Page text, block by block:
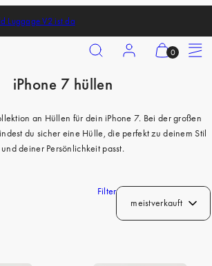
Bold Luggage V2 ist da
Suchen Konto
Meinen
0
)
0
iPhone 7 hüllen
an Hüllen für dein iPhone 7. Bei der großen
du sicher eine Hülle, die perfekt zu deinem Stil
und deiner Persönlichkeit passt.
Filter
meistverkauft